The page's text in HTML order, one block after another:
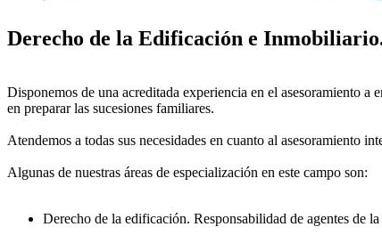
Derecho de la Edificación e
Disponemos de una acreditada experiencia en el asesoramiento
en preparar las sucesiones familiares.
Atendemos a todas sus necesidades en cuanto al asesoramiento
Algunas de nuestras áreas de especialización en este campo son:
Derecho de la edificación. Responsabilidad de agentes de